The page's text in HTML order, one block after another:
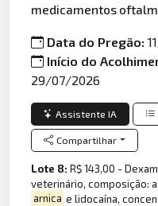
medicamentos
Data do Pregão:
Início do
29/07/2026
Assistente IA
Compartilhar
Lote 8:R$ 143,00 -
veterinário, composição:
arnica e lidocaína,